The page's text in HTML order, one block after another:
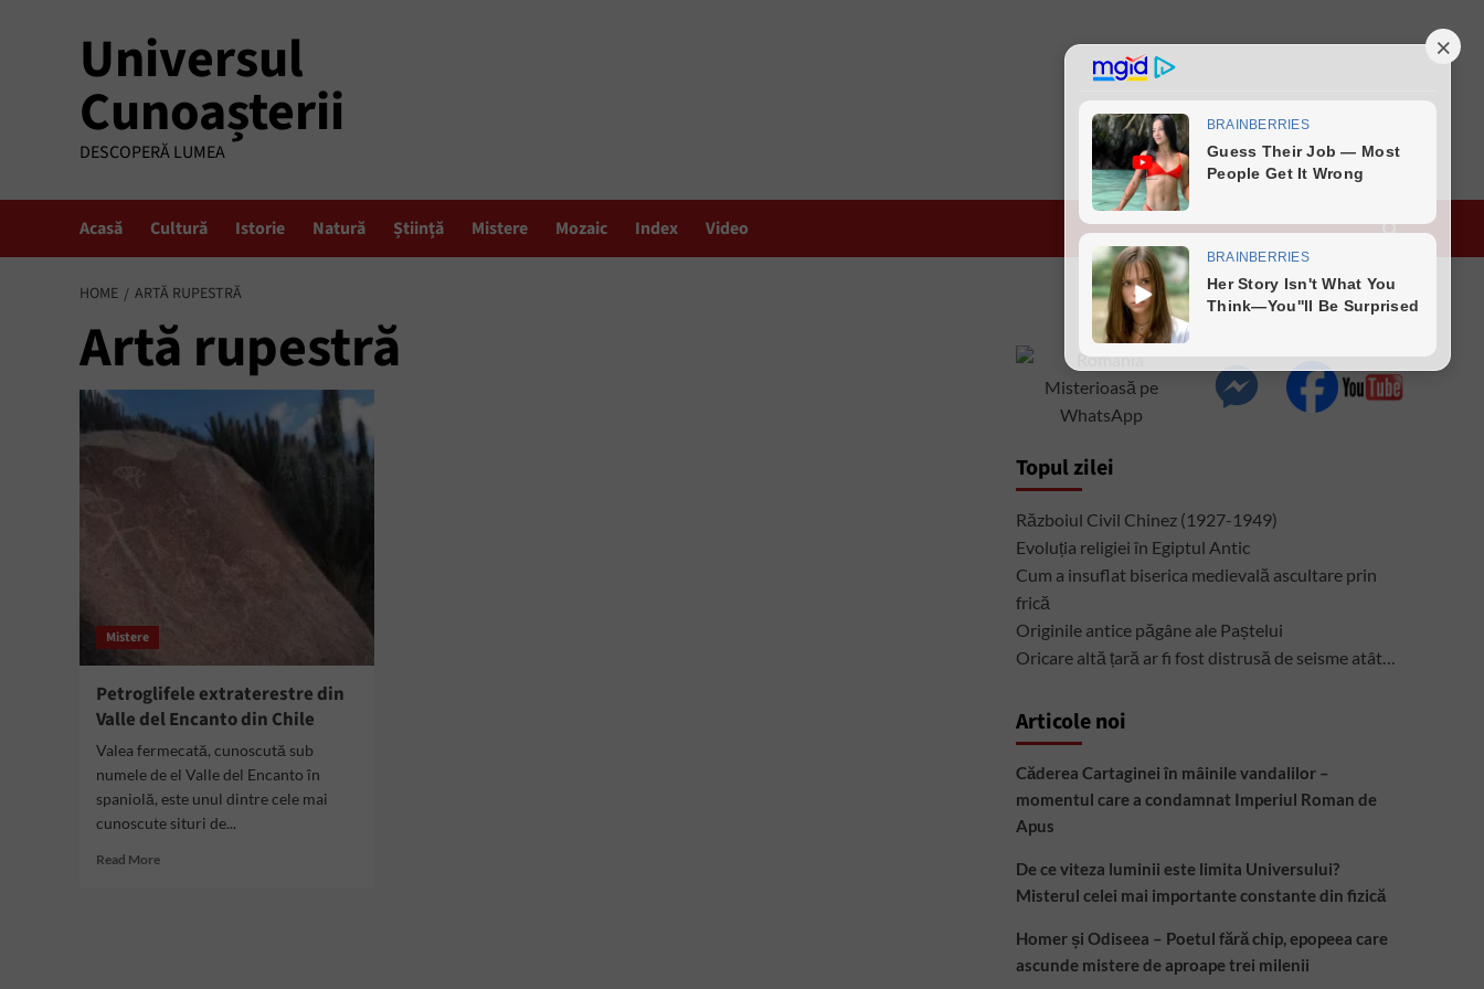
Universul
Cunoașterii
DESCOPERĂ LUMEA
Acasă Cultură Istorie Natură Știință Mistere Mozaic Index Video
HOME ARTĂ RUPESTRĂ
Artă rupestră
Mistere
Petroglifele extraterestre din
Valle del Encanto din Chile
Valea fermecată, cunoscută sub
numele de el Valle del Encanto în
spaniolă, este unul dintre cele mai
cunoscute situri de...
Read MoreRead
Topul zilei
Războiul Civil Chinez (1927-1949)
Evoluția religiei în Egiptul Antic
Cum a insuflat biserica medievală ascultare prin
frică
Originile antice păgâne ale Paștelui
Oricare altă țară ar fi fost distrusă de seisme atât…
Articole noi
Căderea Cartaginei în mâinile vandalilor –
momentul care a condamnat Imperiul Roman de
Apus
De ce viteza luminii este limita Universului?
Misterul celei mai importante constante din fizică
Homer și Odiseea – Poetul fără chip, epopeea care
ascunde mistere de aproape trei milenii